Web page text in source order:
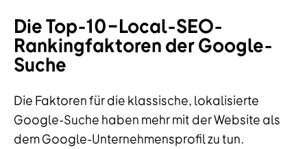
Die Top-10-Local-SEO-
Rankingfaktoren der Google-
Suche
Die Faktoren für die klassische, lokalisierte
Google-Suche haben mehr mit der Website als
dem Google-Unternehmensprofil zu tun.